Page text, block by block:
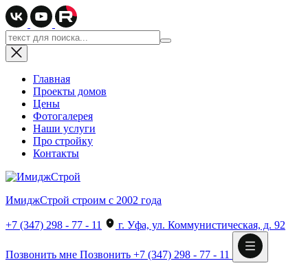
Главная
Проекты домов
Цены
Фотогалерея
Наши услуги
Про стройку
Контакты
ИмиджСтрой строим с 2002 года
+7 (347) 298 - 77 - 11 г. Уфа, ул. Коммунистическая, д. 92
Позвонить мне Позвонить +7 (347) 298 - 77 - 11